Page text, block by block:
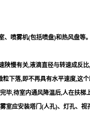
、喷雾机(包括喷盘)和热风盘等
陕慢有关,液滴直径与转速成反
粒下落,即不再具有水平速度,这
毕,待室内通风降温后,人在扶
室应安装塔门(人孔)、灯孔、